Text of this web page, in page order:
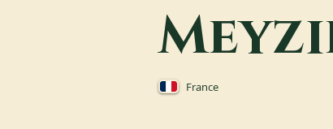
France